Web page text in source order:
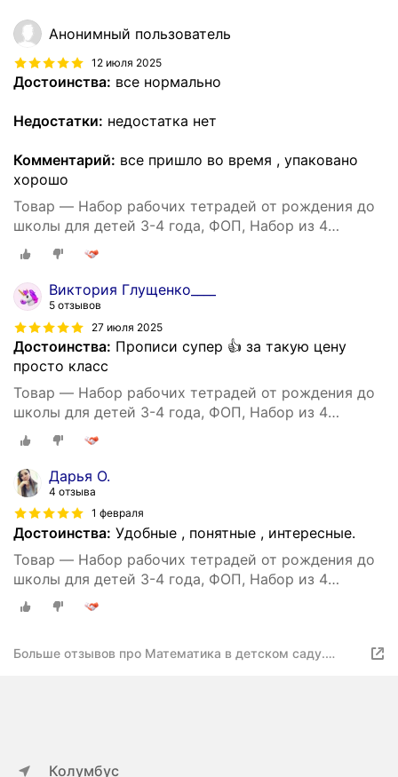
Анонимный пользователь
12 июля 2025
Достоинства: все нормально
Недостатки: недостатка нет
Комментарий: все пришло во время , упаковано
хорошо
Товар — Набор рабочих тетрадей от рождения до
школы для детей 3-4 года, ФОП, Набор из 4
книг(математика, прописи, речь, грамота)
Виктория Глущенко____
5 отзывов
27 июля 2025
Достоинства: Прописи супер 👍 за такую цену
просто класс
Товар — Набор рабочих тетрадей от рождения до
школы для детей 3-4 года, ФОП, Набор из 4
книг(математика, прописи, речь, грамота)
Дарья О.
4 отзыва
1 февраля
Достоинства: Удобные , понятные , интересные.
Товар — Набор рабочих тетрадей от рождения до
школы для детей 3-4 года, ФОП, Набор из 4
книг(математика, прописи, речь, грамота)
Больше отзывов про Математика в детском саду.
Колумбус